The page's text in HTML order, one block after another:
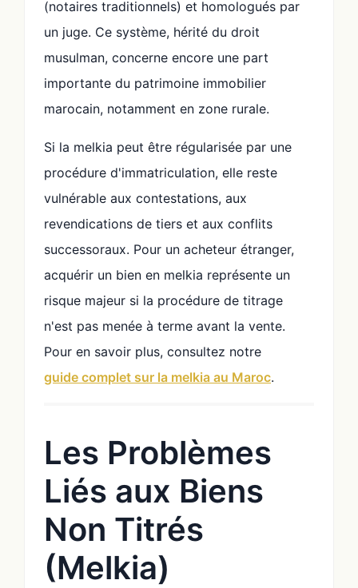
(notaires traditionnels) et homologués par
un juge. Ce système, hérité du droit
musulman, concerne encore une part
importante du patrimoine immobilier
marocain, notamment en zone rurale.
Si la melkia peut être régularisée par une
procédure d'immatriculation, elle reste
vulnérable aux contestations, aux
revendications de tiers et aux conflits
successoraux. Pour un acheteur étranger,
acquérir un bien en melkia représente un
risque majeur si la procédure de titrage
n'est pas menée à terme avant la vente.
Pour en savoir plus, consultez notre
guide complet sur la melkia au Maroc.
Les Problèmes
Liés aux Biens
Non Titrés
(Melkia)